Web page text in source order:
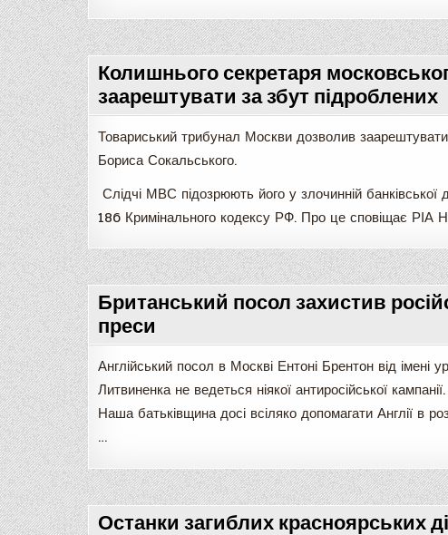
Колишнього секретаря
заарештувати за збут підроблених
Товариський трибунал Москви дозволив
Бориса Сокальського.
Слідчі МВС підозрюють його у злочинній банківської
186 Кримінального кодексу РФ. Про це сповіщає
Британський посол захистив
преси
Англійський посол в Москві Ентоні Брентон від
Литвиненка не ведеться ніякої антиросійської
Наша батьківщина досі всіляко допомагати Англії в
…
Останки загиблих красноярських